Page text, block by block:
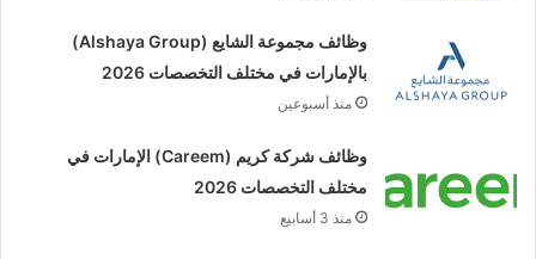
وظائف مجموعة الشايع (Alshaya Group)
بالإمارات في مختلف التخصصات 2026
منذ أسبوعين
وظائف شركة كريم (Careem) الإمارات في
مختلف التخصصات 2026
منذ 3 أسابيع